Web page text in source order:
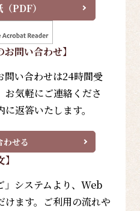
PDF）
お問い合わせ】
問い合わせは24時間受
お気軽にご連絡くださ
返答いたします。
わせる
」システムより、Web
けます。ご利用の流れや